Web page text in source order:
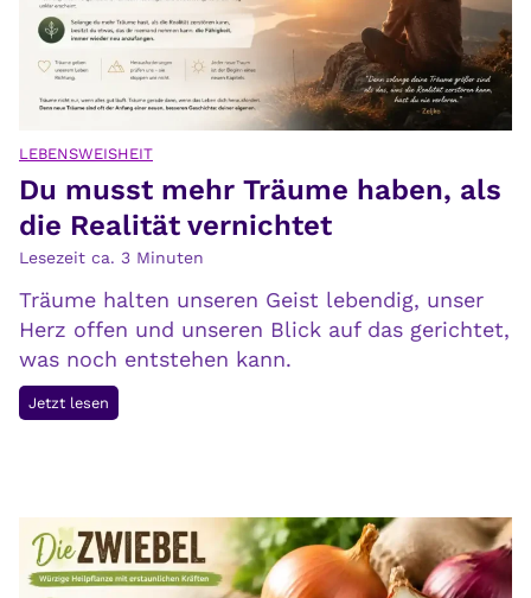
n
t
o
r
a
z
D
e
i
n
e
r
p
LEBENSWEISHEIT
Du musst mehr Träume haben, als
die Realität vernichtet
Lesezeit ca. 3 Minuten
Träume halten unseren Geist lebendig, unser
Herz offen und unseren Blick auf das gerichtet,
was noch entstehen kann.
Jetzt lesen
s
s
t